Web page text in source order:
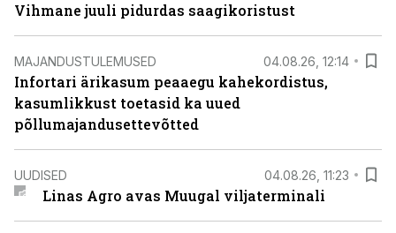
Vihmane juuli pidurdas saagikoristust
MAJANDUSTULEMUSED 04.08.26, 12:14
Infortari ärikasum peaaegu kahekordistus,
kasumlikkust toetasid ka uued
põllumajandusettevõtted
UUDISED 04.08.26, 11:23
Linas Agro avas Muugal viljaterminali